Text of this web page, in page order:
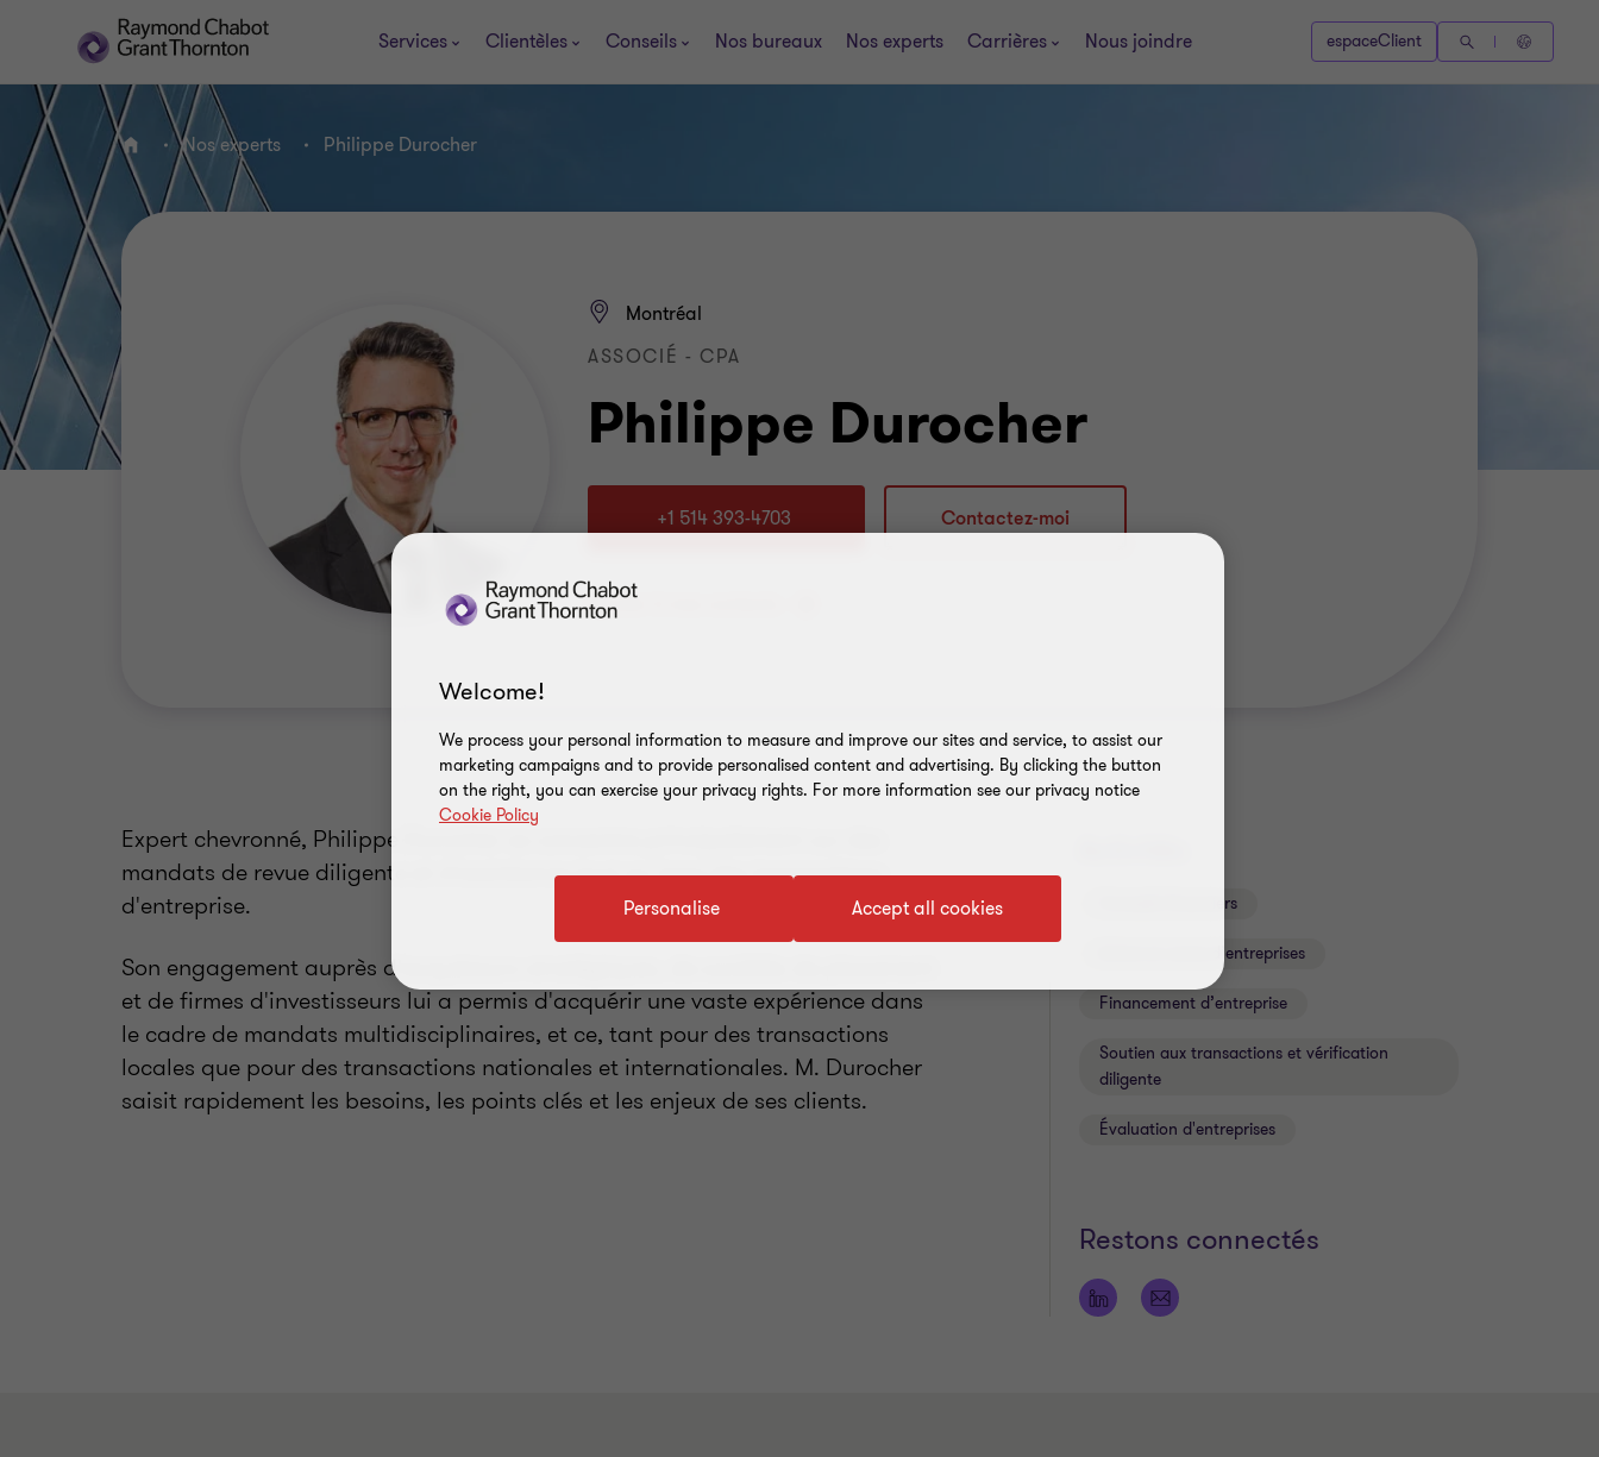
Services Clientèles Conseils Nos bureaux Nos experts Carrières Nous joindre espaceClient
ACCUEILNos experts Philippe Durocher
Philippe Durocher
Montréal
ASSOCIÉ - CPA
+1 514 393-4703 Contactez-moi
Ajouter à mes contacts
Expert chevronné, Philippe Durocher se concentre principalement sur des
mandats de revue diligente et d'assistance tout au long des transactions
d'entreprise.
Son engagement auprès d'acquéreurs stratégiques, de sociétés de placement
et de firmes d'investisseurs lui a permis d'acquérir une vaste expérience dans
le cadre de mandats multidisciplinaires, et ce, tant pour des transactions
locales que pour des transactions nationales et internationales. M. Durocher
saisit rapidement les besoins, les points clés et les enjeux de ses clients.
Conseils financiers
Achat et vente d’entreprises
Financement d’entreprise
Soutien aux transactions et vérification
diligente
Évaluation d'entreprises
Restons connectés
Welcome!
We process your personal information to measure and improve our sites and service, to assist our
marketing campaigns and to provide personalised content and advertising. By clicking the button
on the right, you can exercise your privacy rights. For more information see our privacy notice
Cookie Policy
Accept all cookies
Personalise